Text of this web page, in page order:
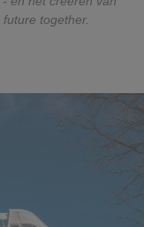
together.